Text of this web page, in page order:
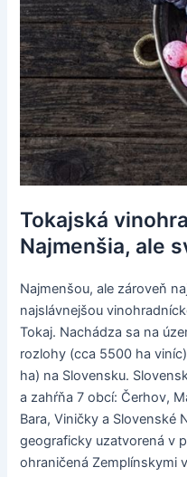
Tokajská
Najmenšia, ale
Najmenšou, ale zároveň
najslávnejšou
Tokaj. Nachádza sa na
rozlohy (cca 5500 ha
ha) na Slovensku.
a zahŕňa 7 obcí: Čerhov,
Bara, Viničky a Slovenské
geograficky uzatvorená v
ohraničená Zemplínskymi